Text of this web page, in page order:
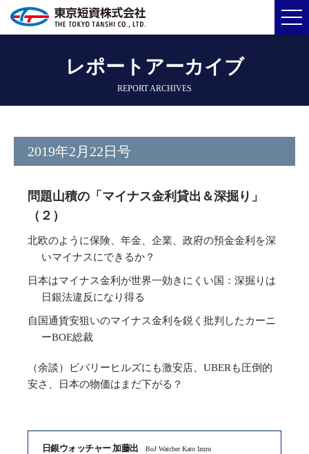
レポートアーカイブ
REPORT ARCHIVES
2019年2月22日号
問題山積の「マイナス金利貸出＆深掘り」
（２）
北欧のように保険、年金、企業、政府の預金金利を深
いマイナスにできるか？
日本はマイナス金利が世界一効きにくい国：深掘りは
日銀法違反になり得る
自国通貨安狙いのマイナス金利を鋭く批判したカーニ
ーBOE総裁
（余談）ビバリーヒルズにも激安店、UBERも圧倒的
安さ、日本の物価はまだ下がる？
日銀ウォッチャー 加藤出 BoJ Watcher Kato Izuru